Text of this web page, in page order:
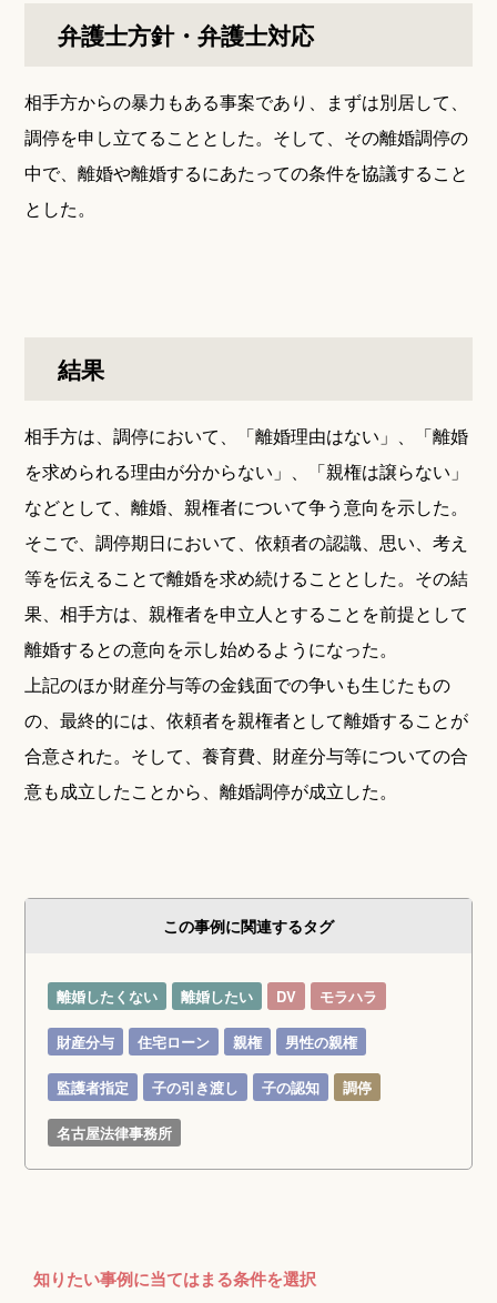
弁護士方針・弁護士対応
相手方からの暴力もある事案であり、まずは別居して、
調停を申し立てることとした。そして、その離婚調停の
中で、離婚や離婚するにあたっての条件を協議すること
とした。
結果
相手方は、調停において、「離婚理由はない」、「離婚
を求められる理由が分からない」、「親権は譲らない」
などとして、離婚、親権者について争う意向を示した。
そこで、調停期日において、依頼者の認識、思い、考え
等を伝えることで離婚を求め続けることとした。その結
果、相手方は、親権者を申立人とすることを前提として
離婚するとの意向を示し始めるようになった。
上記のほか財産分与等の金銭面での争いも生じたもの
の、最終的には、依頼者を親権者として離婚することが
合意された。そして、養育費、財産分与等についての合
意も成立したことから、離婚調停が成立した。
この事例に関連するタグ
離婚したくない 離婚したい DV モラハラ
財産分与 住宅ローン 親権 男性の親権
監護者指定 子の引き渡し 子の認知 調停
名古屋法律事務所
知りたい事例に当てはまる条件を選択